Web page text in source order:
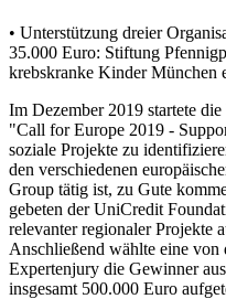
• Unterstützung dreier
35.000 Euro: Stiftung
krebskranke Kinder München
Im Dezember 2019 startete
"Call for Europe 2019 -
soziale Projekte zu
den verschiedenen
Group tätig ist, zu Gute
gebeten der UniCredit
relevanter regionaler Projekte
Anschließend wählte eine
Expertenjury die Gewinner
insgesamt 500.000 Euro